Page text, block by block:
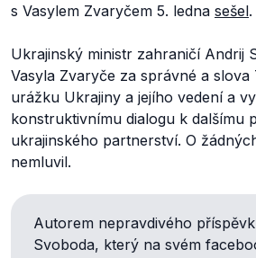
s Vasylem Zvaryčem 5. ledna sešel.
Ukrajinský ministr zahraničí Andrij
Vasyla Zvaryče za správné a slova
urážku Ukrajiny a jejího vedení a
konstruktivnímu dialogu k dalšímu
ukrajinského partnerství. O
nemluvil.
Autorem nepravdivého
Svoboda, který na svém